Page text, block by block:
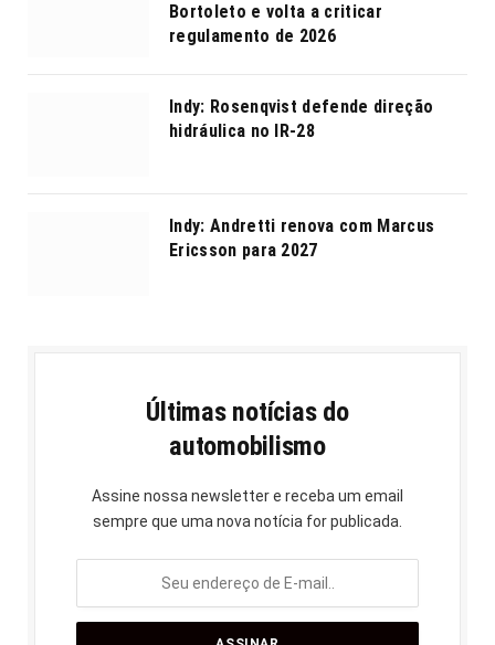
Bortoleto e volta a criticar
regulamento de 2026
Indy: Rosenqvist defende direção
hidráulica no IR-28
Indy: Andretti renova com Marcus
Ericsson para 2027
Últimas notícias do
automobilismo
Assine nossa newsletter e receba um email
sempre que uma nova notícia for publicada.